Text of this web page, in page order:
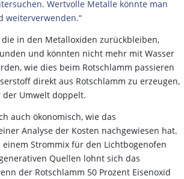
Wertvolle Metalle könnte man
weiterverwenden.“
die in den Metalloxiden zurückbleiben,
und könnten nicht mehr mit Wasser
wie dies beim Rotschlamm passieren
direkt aus Rotschlamm zu erzeugen,
Umwelt doppelt.
auch ökonomisch, wie das
Analyse der Kosten nachgewiesen hat.
Strommix für den Lichtbogenofen
Quellen lohnt sich das
der Rotschlamm 50 Prozent Eisenoxid